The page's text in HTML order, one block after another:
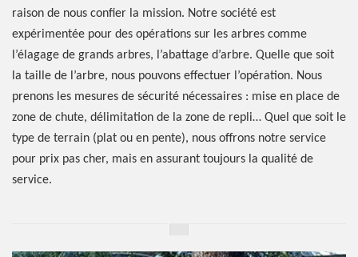
raison de nous confier la mission. Notre société est
expérimentée pour des opérations sur les arbres comme
l’élagage de grands arbres, l’abattage d’arbre. Quelle que soit
la taille de l’arbre, nous pouvons effectuer l’opération. Nous
prenons les mesures de sécurité nécessaires : mise en place de
zone de chute, délimitation de la zone de repli… Quel que soit le
type de terrain (plat ou en pente), nous offrons notre service
pour prix pas cher, mais en assurant toujours la qualité de
service.